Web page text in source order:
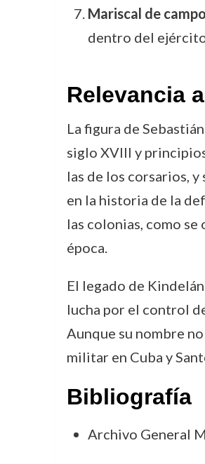
Mariscal de
dentro del
Relevancia
La figura de
siglo XVIII y
las de los corsarios,
en la historia de la
las colonias, como
época.
El legado de
lucha por el control
Aunque su nombre
militar en Cuba y
Bibliografía
Archivo General